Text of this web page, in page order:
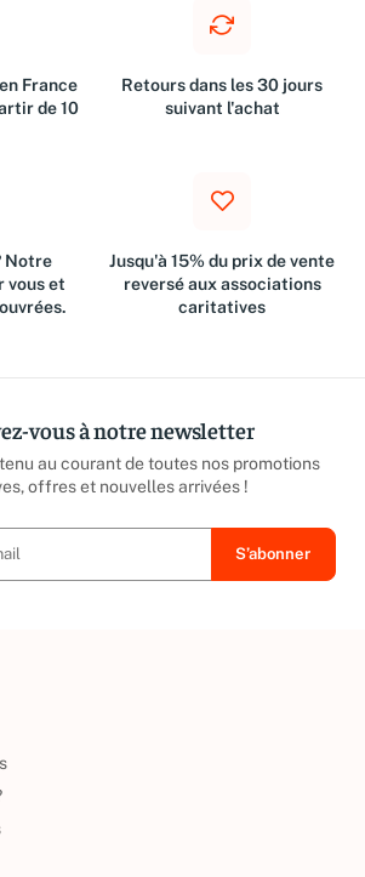
France
de 10
Retours dans les 30 jours
suivant l'achat
Notre
vous et
Jusqu'à 15% du prix de vente
reversé aux associations
caritatives
vous à notre newsletter
au courant de toutes nos promotions
offres et nouvelles arrivées !